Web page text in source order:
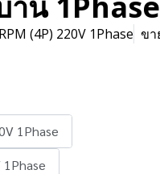
(4P) 220V 1Phase ขา
1Phase